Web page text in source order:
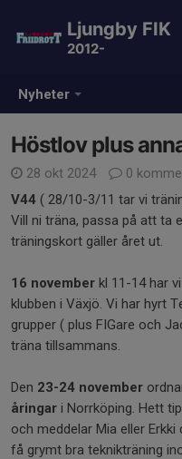
Nyheter
Ljungby FIK
2012-
Höstlov plus
28 okt 2024
0
V44 ( 28/10-3/11 tar vi
Vill ni träna, passa på att ta
träningskort gäller året ut.
16 november kl 11-14 har vi
klubben i Växjö. Vi har hyrt
grupper ( plus FIGare och
träna tillsammans.
Den 23-24 november
åringar i Norrköping. Hett
och meddelar Mia eller
få grymt bra teknikträning